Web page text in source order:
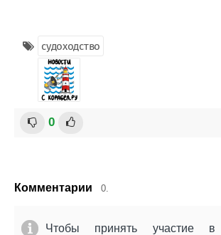
судоходство
0
Комментарии 0.
Чтобы принять участие в